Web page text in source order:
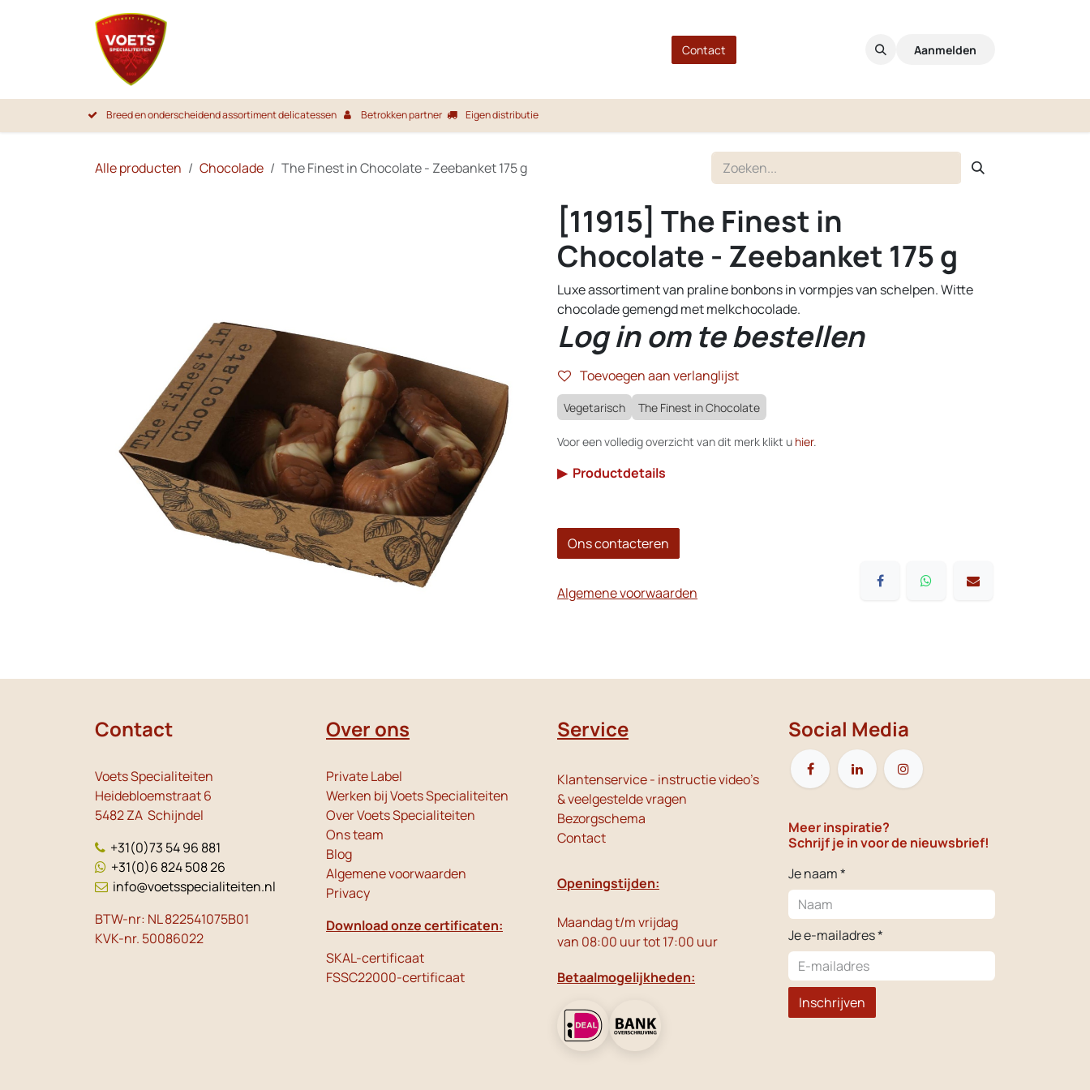
Overslaan naar inhoud
Contact Aanmelden
Breed en onderscheidend assortiment delicatessen Betrokken partner Eigen distributie
Alle producten Chocolade The Finest in Chocolate - Zeebanket 175 g
[11915] The Finest in
Chocolate - Zeebanket 175 g
Luxe assortiment van praline bonbons in vormpjes van schelpen. Witte
chocolade gemengd met melkchocolade.
Log in om te bestellen
Toevoegen aan verlanglijst
Vegetarisch The Finest in Chocolate
Voor een volledig overzicht van dit merk klikt u hier.
▶ Productdetails
Ons contacteren
Algemene voorwaarden
Contact
Voets Specialiteiten
Heidebloemstraat 6
5482 ZA Schijndel
+31(0)73 54 96 881
+31(0)6 824 508 26
info@voetsspecialiteiten.nl
BTW-nr: NL 822541075B01
KVK-nr. 50086022
Over ons
Private Label
Werken bij Voets Specialiteiten
Over Voets Specialiteiten
Ons team
Blog
Algemene voorwaarden
Privacy
Download onze certificaten:
SKAL-certificaat
FSSC22000-certificaat
Service
Klantenservice - instructie video's
& veelgestelde vragen
Bezorgschema
Contact
Openingstijden:
Maandag t/m vrijdag
van 08:00 uur tot 17:00 uur
Betaalmogelijkheden:
Social Media
Meer inspiratie?
Schrijf je in voor de nieuwsbrief!
Je naam *
Je e-mailadres *
Inschrijven